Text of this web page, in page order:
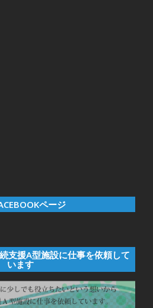
ページ
支援A型施設に仕事を依頼して
います